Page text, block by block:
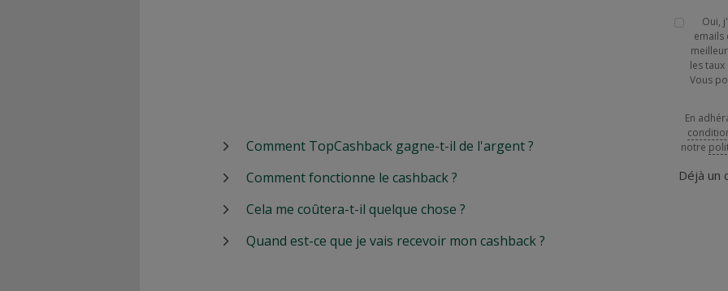
Oui,
emails
les
Vous
En
notre
Déjà un
Comment TopCashback gagne-t-il de l'argent ?
Comment fonctionne le cashback ?
Cela me coûtera-t-il quelque chose ?
Quand est-ce que je vais recevoir mon cashback ?